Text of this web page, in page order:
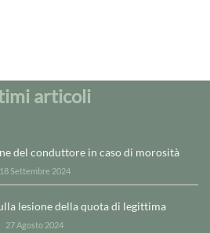
articoli
del conduttore in caso di morosità
18 Settembre 2024
lesione della quota di legittima
27 Agosto 2024